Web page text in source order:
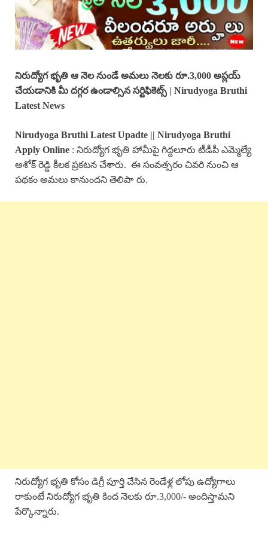
నిరుద్యోగ భృతి ఆ నెల నుండే అమలు నెలకు రూ.3,000 అప్లయ్
చేయడానికి మీ దగ్గర ఉండాల్సిన సర్టిఫికెట్స్ | Nirudyoga Bruthi
Latest News
Nirudyoga Bruthi Latest Upadte || Nirudyoga Bruthi
Apply Online : నిరుద్యోగ భృతి హామీపై గిద్దలూరు టీడీపీ ఎమ్మెల్యే
అశోక్ రెడ్డి కీలక ప్రకటన చేశారు. ఈ సంవత్సరం చివరి నుంచి ఆ
పథకం అమలు కానుందని తెలిపా రు.
నిరుద్యోగ భృతి కోసం డిగ్రీ పూర్తి చేసిన రెండేళ్ల లోపు ఉద్యోగాలు
రాకుంటే నిరుద్యోగ భృతి కింద నెలకు రూ.3,000/- అందిస్తామని
పేర్కొన్నారు.